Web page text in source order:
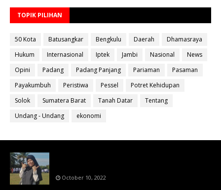
TOPIK PILIHAN
50 Kota Batusangkar Bengkulu Daerah
Dhamasraya
Hukum
Internasional Iptek Jambi Nasional
News
Opini
Padang Padang Panjang Pariaman
Pasaman
Payakumbuh
Peristiwa Pessel
Potret Kehidupan
Solok
Sumatera Barat Tanah Datar
Tentang
Undang - Undang
ekonomi
October 10, 2022